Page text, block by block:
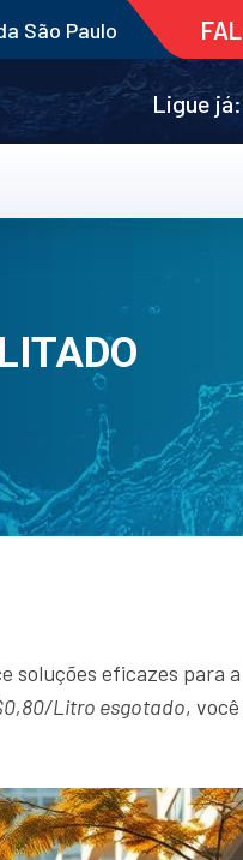
São Paulo
Ligue
soluções eficazes para
Litro esgotado,